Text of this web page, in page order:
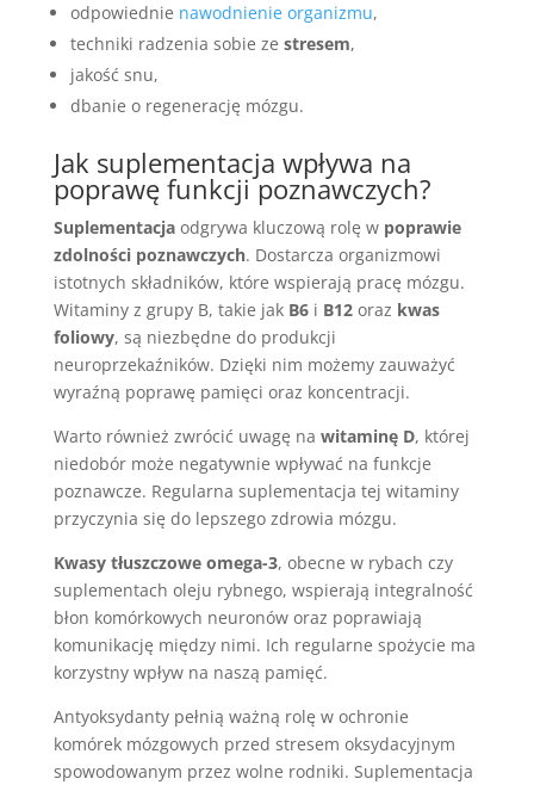
odpowiednie nawodnienie organizmu,
techniki radzenia sobie ze stresem,
jakość snu,
dbanie o regenerację mózgu.
Jak suplementacja wpływa na
poprawę funkcji poznawczych?
Suplementacjaodgrywa kluczową rolę w poprawie
zdolności poznawczych. Dostarcza organizmowi
istotnych składników, które wspierają pracę mózgu.
Witaminy z grupy B, takie jak B6i B12oraz kwas
foliowy, są niezbędne do produkcji
neuroprzekaźników. Dzięki nim możemy zauważyć
wyraźną poprawę pamięci oraz koncentracji.
Warto również zwrócić uwagę na witaminę D, której
niedobór może negatywnie wpływać na funkcje
poznawcze. Regularna suplementacja tej witaminy
przyczynia się do lepszego zdrowia mózgu.
Kwasy tłuszczowe omega-3, obecne w rybach czy
suplementach oleju rybnego, wspierają integralność
błon komórkowych neuronów oraz poprawiają
komunikację między nimi. Ich regularne spożycie ma
korzystny wpływ na naszą pamięć.
Antyoksydanty pełnią ważną rolę w ochronie
komórek mózgowych przed stresem oksydacyjnym
spowodowanym przez wolne rodniki. Suplementacja